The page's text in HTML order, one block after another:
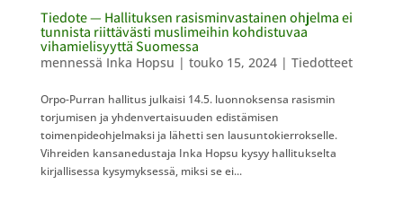
Tiedote — Hallituksen rasisminvastainen ohjelma ei
tunnista riittävästi muslimeihin kohdistuvaa
vihamielisyyttä Suomessa
mennessä Inka Hopsu | touko 15, 2024| Tiedotteet
Orpo-Purran hallitus julkaisi 14.5. luonnoksensa rasismin
torjumisen ja yhdenvertaisuuden edistämisen
toimenpideohjelmaksi ja lähetti sen lausuntokierrokselle.
Vihreiden kansanedustaja Inka Hopsu kysyy hallitukselta
kirjallisessa kysymyksessä, miksi se ei...